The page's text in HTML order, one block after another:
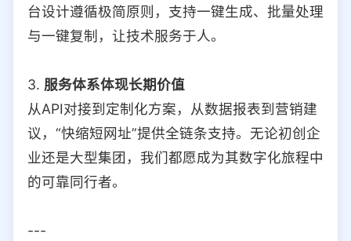
台设计遵循极简原则，支持一键生成、批量处理
与一键复制，让技术服务于人。
3. 服务体系体现长期价值
从API对接到定制化方案，从数据报表到营销建
议，“快缩短网址”提供全链条支持。无论初创企
业还是大型集团，我们都愿成为其数字化旅程中
的可靠同行者。
---